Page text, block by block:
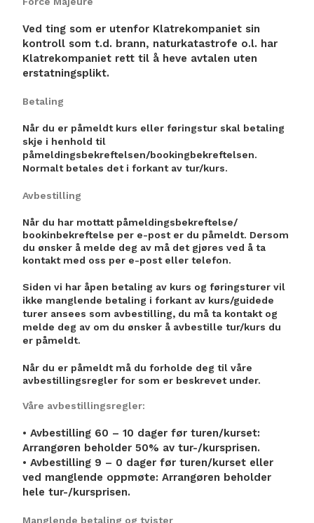
Ved ting som er utenfor Klatrekompaniet sin
kontroll som t.d. brann, naturkatastrofe o.l. har
Klatrekompaniet rett til å heve avtalen uten
erstatningsplikt.
Betaling
Når du er påmeldt kurs eller føringstur skal betaling
skje i henhold til
påmeldingsbekreftelsen/bookingbekreftelsen.
Normalt betales det i forkant av tur/kurs.
Avbestilling
Når du har mottatt påmeldingsbekreftelse/
bookinbekreftelse per e-post er du påmeldt. Dersom
du ønsker å melde deg av må det gjøres ved å ta
kontakt med oss per e-post eller telefon.
Siden vi har åpen betaling av kurs og føringsturer vil
ikke manglende betaling i forkant av kurs/guidede
turer ansees som avbestilling, du må ta kontakt og
melde deg av om du ønsker å avbestille tur/kurs du
er påmeldt.
Når du er påmeldt må du forholde deg til våre
avbestillingsregler for som er beskrevet under.
Våre avbestillingsregler:
• Avbestilling 60 – 10 dager før turen/kurset:
Arrangøren beholder 50% av tur-/kursprisen.
• Avbestilling 9 – 0 dager før turen/kurset eller
ved manglende oppmøte: Arrangøren beholder
hele tur-/kursprisen.
Manglende betaling og tvister